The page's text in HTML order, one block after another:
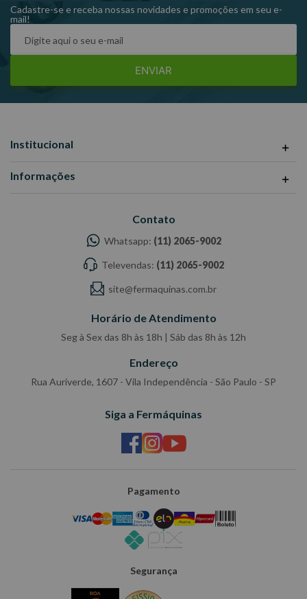
Cadastre-se e receba nossas novidades e promoções em seu e-
mail!
ENVIAR
Institucional
Informações
Contato
Whatsapp: (11) 2065-9002
Televendas: (11) 2065-9002
site@fermaquinas.com.br
Horário de Atendimento
Seg à Sex das 8h às 18h | Sáb das 8h às 12h
Endereço
Rua Auriverde, 1607 - Vila Independência - São Paulo - SP
Siga a Fermáquinas
Pagamento
Segurança